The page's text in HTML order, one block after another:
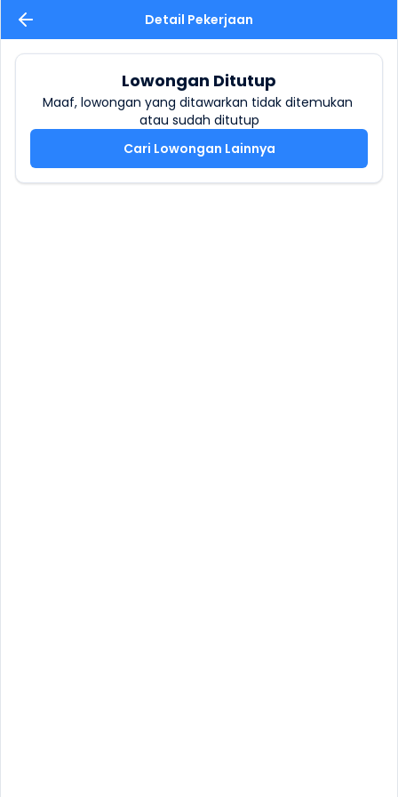
Detail Pekerjaan
Lowongan Ditutup
Maaf, lowongan yang ditawarkan tidak ditemukan
atau sudah ditutup
Cari Lowongan Lainnya